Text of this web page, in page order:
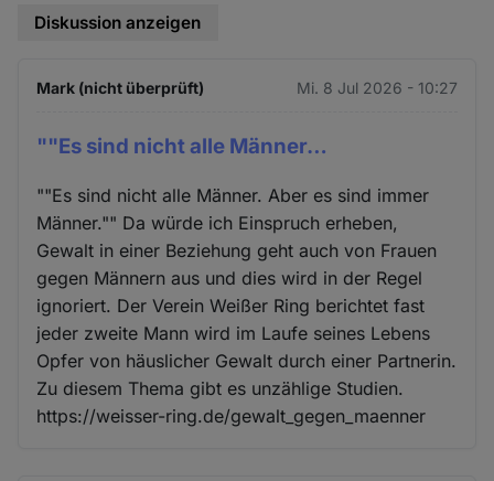
Diskussion anzeigen
Mark (nicht überprüft) Mi. 8 Jul 2026 - 10:27
""Es sind nicht alle Männer…
""Es sind nicht alle Männer. Aber es sind immer
Männer."" Da würde ich Einspruch erheben,
Gewalt in einer Beziehung geht auch von Frauen
gegen Männern aus und dies wird in der Regel
ignoriert. Der Verein Weißer Ring berichtet fast
jeder zweite Mann wird im Laufe seines Lebens
Opfer von häuslicher Gewalt durch einer Partnerin.
Zu diesem Thema gibt es unzählige Studien.
https://weisser-ring.de/gewalt_gegen_maenner